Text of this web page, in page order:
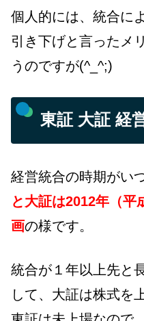
個人的には、統合に
引き下げと言ったメ
うのですが(^_^;)
東証 大証 経
経営統合の時期がい
と大証は2012年（平
画の様です。
統合が１年以上先と
して、大証は株式を